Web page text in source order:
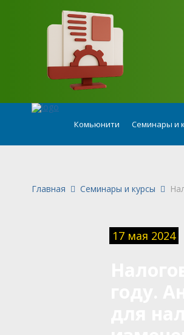
Комьюнити Семинары и
Главная Семинары и курсы
17 мая 2024